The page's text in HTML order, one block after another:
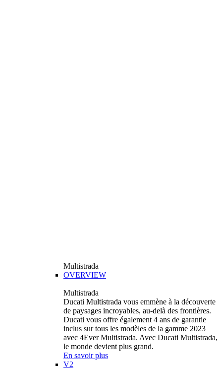
Multistrada
OVERVIEW
Multistrada
Ducati Multistrada vous emmène à la découverte
de paysages incroyables, au-delà des frontières.
Ducati vous offre également 4 ans de garantie
inclus sur tous les modèles de la gamme 2023
avec 4Ever Multistrada. Avec Ducati Multistrada,
le monde devient plus grand.
En savoir plus
V2